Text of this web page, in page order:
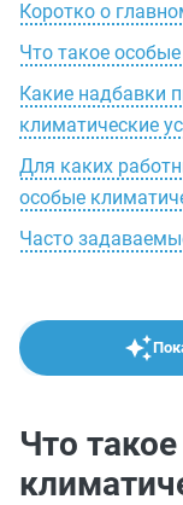
Коротко о
Что такое
Какие надбавки
климатические
Для каких
особые
Часто
Что